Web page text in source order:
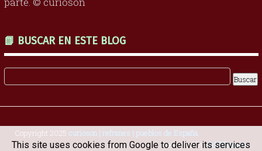
📗 BUSCAR EN ESTE BLOG
Copyright 2025 curioson | refranes | pueblos de España
Designed byOddThemes
This site uses cookies from Google to deliver its services